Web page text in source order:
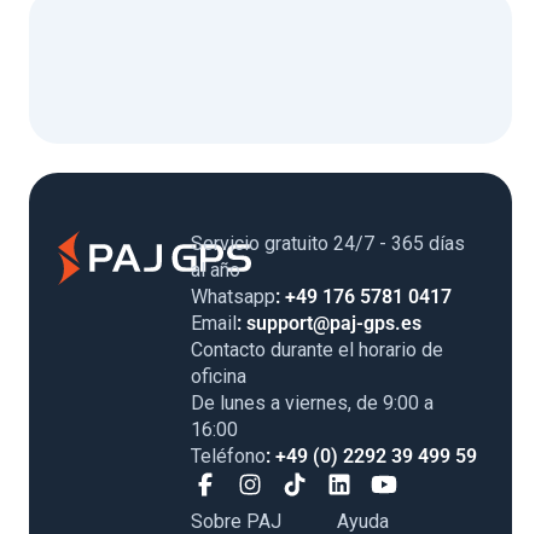
Servicio gratuito 24/7 - 365 días
al año
Whatsapp: +49 176 5781 0417
Email: support@paj-gps.es
Contacto durante el horario de
oficina
De lunes a viernes, de 9:00 a
16:00
Teléfono: +49 (0) 2292 39 499 59
Sobre PAJ
Ayuda